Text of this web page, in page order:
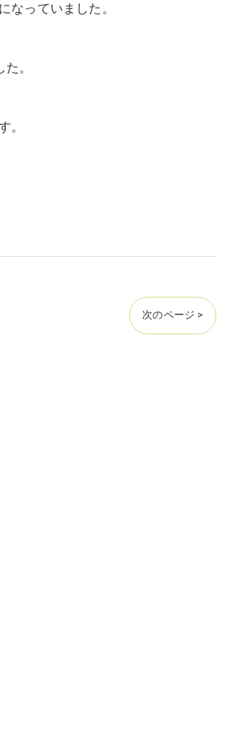
なっていました。
。
。
次のページ >